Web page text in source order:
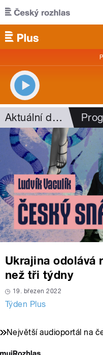
Přejít k hlavnímu obsahu
Aktuální dění
Ukrajina odolává
než tři týdny
19. březen 2022
Týden Plus
Největší audioportál na